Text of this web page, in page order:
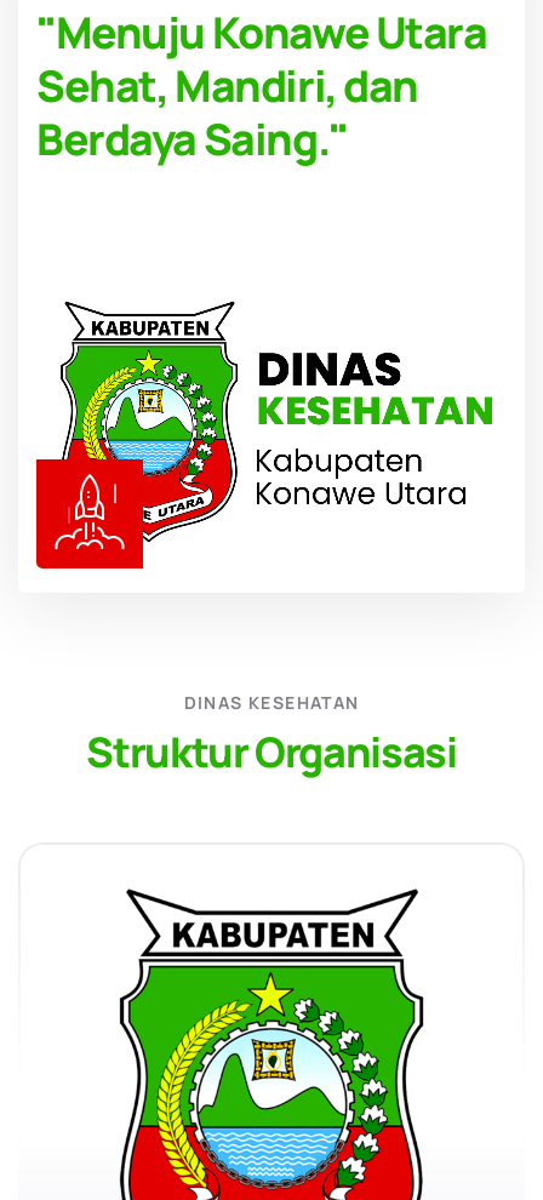
"Menuju Konawe Utara
Sehat, Mandiri, dan
Berdaya Saing."
DINAS KESEHATAN
Struktur Organisasi